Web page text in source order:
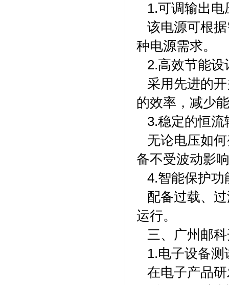
1.可调输出电
该电源可根
种电源需求。
2.高效节能设
采用先进的
的效率，减少
3.稳定的恒流
无论电压如
备不受波动影
4.智能保护功
配备过载、
运行。
三、广州邮
1.电子设备测
在电子产品